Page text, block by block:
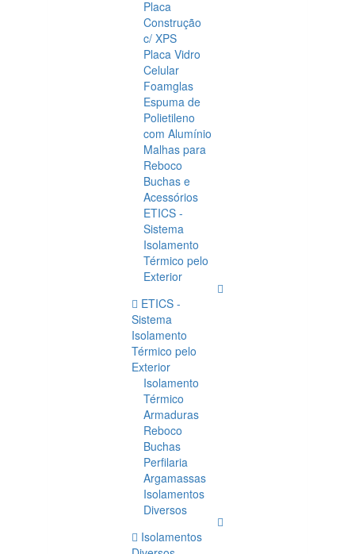
Placa
Construção
c/ XPS
Placa Vidro
Celular
Foamglas
Espuma de
Polietileno
com Alumínio
Malhas para
Reboco
Buchas e
Acessórios
ETICS -
Sistema
Isolamento
Térmico pelo
Exterior
ETICS -
Sistema
Isolamento
Térmico pelo
Exterior
Isolamento
Térmico
Armaduras
Reboco
Buchas
Perfilaria
Argamassas
Isolamentos
Diversos
Isolamentos